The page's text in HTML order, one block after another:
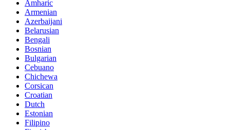
Amharic
Armenian
Azerbaijani
Belarusian
Bengali
Bosnian
Bulgarian
Cebuano
Chichewa
Corsican
Croatian
Dutch
Estonian
Filipino